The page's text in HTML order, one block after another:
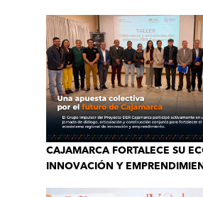
CAJAMARCA FORTALECE SU
INNOVACIÓN Y